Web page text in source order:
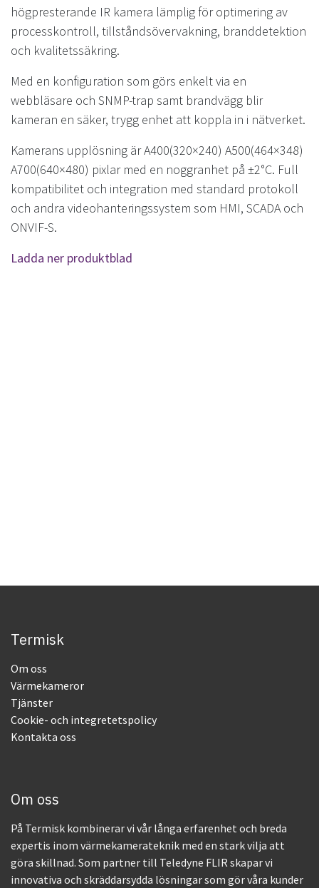
högpresterande IR kamera lämplig för optimering av
processkontroll, tillståndsövervakning, branddetektion
och kvalitetssäkring.
Med en konfiguration som görs enkelt via en
webbläsare och SNMP-trap samt brandvägg blir
kameran en säker, trygg enhet att koppla in i nätverket.
Kamerans upplösning är A400(320×240) A500(464×348)
A700(640×480) pixlar med en noggranhet på ±2°C. Full
kompatibilitet och integration med standard protokoll
och andra videohanteringssystem som HMI, SCADA och
ONVIF-S.
Ladda ner produktblad
Termisk
Om oss
Värmekameror
Tjänster
Cookie- och integretetspolicy
Kontakta oss
Om oss
På Termisk kombinerar vi vår långa erfarenhet och breda
expertis inom värmekamerateknik med en stark vilja att
göra skillnad. Som partner till Teledyne FLIR skapar vi
innovativa och skräddarsydda lösningar som gör våra kunder